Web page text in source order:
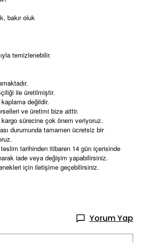
bakır oluk
temizlenebilir.
ile üretilmiştir.
kaplama değildir.
ve üretimi bize aittir.
sürecine çok önem veriyoruz.
durumunda tamamen ücretsiz bir
teslim tarihinden itibaren 14 gün içerisinde
iade veya değişim yapabilirsiniz.
için iletişime geçebilirsiniz.
Yorum Yap